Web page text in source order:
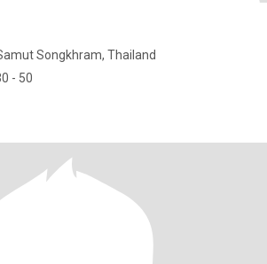
Songkhram, Thailand
- 50